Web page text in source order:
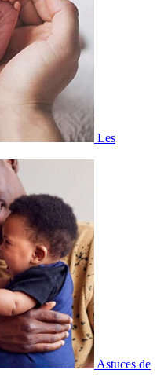
Les
Astuces de